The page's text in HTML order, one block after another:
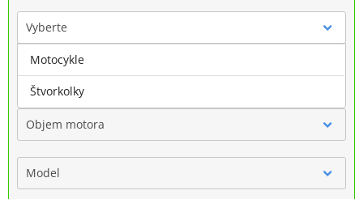
Vyberte
Značka
Objem motora
Model
Motocykle
Štvorkolky